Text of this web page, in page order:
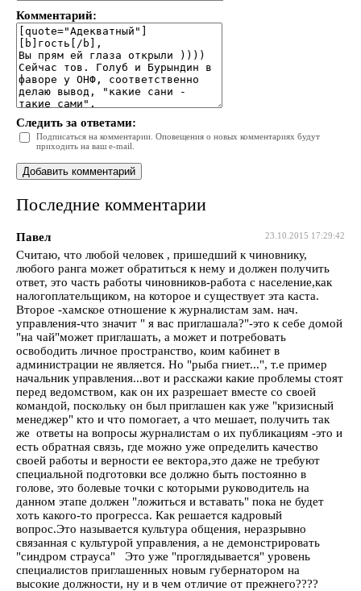
Комментарий:
Следить за ответами:
Подписаться на комментарии. Оповещения о новых комментариях будут
приходить на ваш e-mail.
Последние комментарии
23.10.2015 17:29:42
Павел
Считаю, что любой человек , пришедший к чиновнику,
любого ранга может обратиться к нему и должен получить
ответ, это часть работы чиновников-работа с население,как
налогоплательщиком, на которое и существует эта каста.
Второе -хамское отношение к журналистам зам. нач.
управления-что значит " я вас приглашала?"-это к себе домой
"на чай"может приглашать, а может и потребовать
освободить личное пространство, коим кабинет в
администрации не является. Но "рыба гниет...", т.е пример
начальник управления...вот и расскажи какие проблемы стоят
перед ведомством, как он их разрешает вместе со своей
командой, поскольку он был приглашен как уже "кризисный
менеджер" кто и что помогает, а что мешает, получить так
же ответы на вопросы журналистам о их публикациям -это и
есть обратная связь, где можно уже определить качество
своей работы и верности ее вектора,это даже не требуют
специальной подготовки все должно быть постоянно в
голове, это болевые точки с которыми руководитель на
данном этапе должен "ложиться и вставать" пока не будет
хоть какого-то прогресса. Как решается кадровый
вопрос.Это называется культура общения, неразрывно
связанная с культурой управления, а не демонстрировать
"синдром страуса" Это уже "проглядывается" уровень
специалистов приглашенных новым губернатором на
высокие должности, ну и в чем отличие от прежнего????